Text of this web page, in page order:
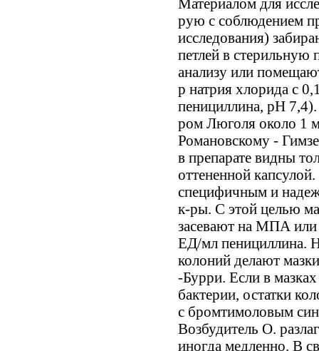
Материалом для
рую с соблюдением
исследования)
петлей в стерильную
анализу или
р натрия хлорида с
пенициллина, рН
ром Люголя около 1
Романовскому -
в препарате видны
оттененной
специфичным и
к-ры. С этой целью
засевают на МПА или
ЕД/мл пенициллина.
колоний делают
-Бурри. Если в
бактерии, остатки
с бромтимоловым
Возбудитель О.
иногда медленно. В